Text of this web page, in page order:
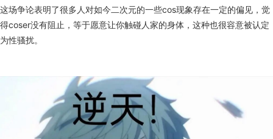
这场争论表明了很多人对如今二次元的一些cos现象存在一定的偏见，觉
得coser没有阻止，等于愿意让你触碰人家的身体，这种也很容意被认定
为性骚扰。